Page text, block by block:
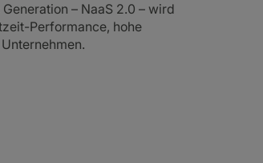
– NaaS 2.0 – wird
Performance, hohe